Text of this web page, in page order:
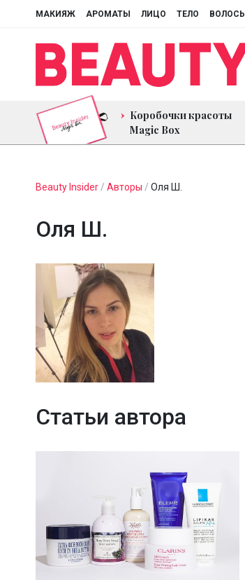
МАКИЯЖ АРОМАТЫ ЛИЦО ТЕЛО ВОЛОСЫ
Коробочки красоты
Magic Box
Beauty Insider / Авторы / Оля Ш.
Оля Ш.
Статьи автора